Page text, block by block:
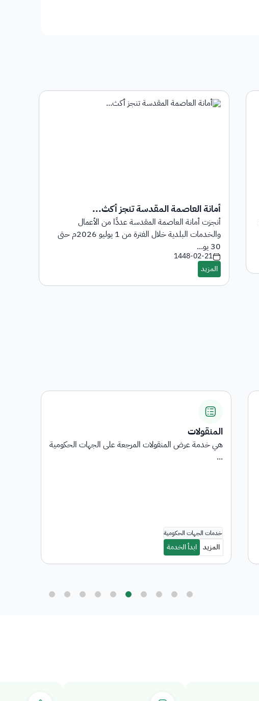
أمانة العاصمة المقدسة تنجز أكث...
أنجزت أمانة العاصمة المقدسة عددًا من الأعمال
والخدمات البلدية خلال الفترة من 1 يوليو 2026م حتى
30 يو...
1448-02-21
المنقولات
هي خدمة عرض المنقولات المرجعة على الجهات الحكومية
...